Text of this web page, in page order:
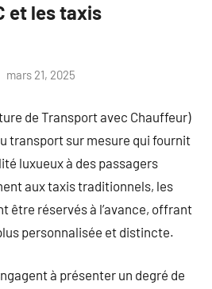
et les taxis
mars 21, 2025
de Transport avec Chauffeur)
transport sur mesure qui fournit
luxueux à des passagers
aux taxis traditionnels, les
être réservés à l’avance, offrant
personnalisée et distincte.
à présenter un degré de